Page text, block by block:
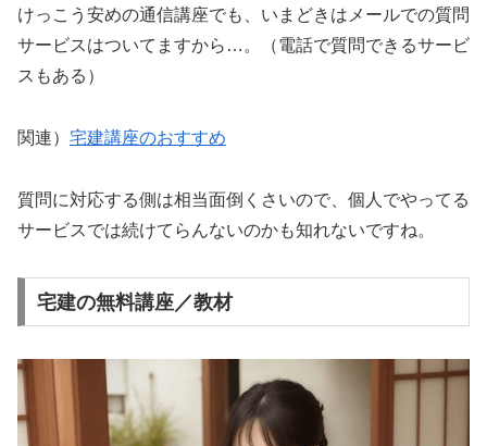
けっこう安めの通信講座でも、いまどきはメールでの質問
サービスはついてますから…。（電話で質問できるサービ
スもある）
関連） 宅建講座のおすすめ
質問に対応する側は相当面倒くさいので、個人でやってる
サービスでは続けてらんないのかも知れないですね。
宅建の無料講座／教材